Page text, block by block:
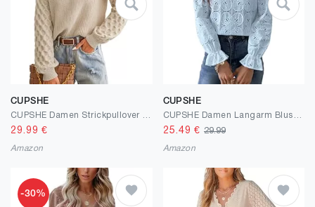
CUPSHE
29.99 €
Amazon
CUPSHE
25.49 € 29.99
Amazon
-30%